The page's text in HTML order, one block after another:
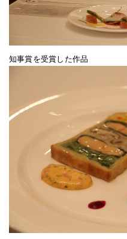
知事賞を受賞した作品